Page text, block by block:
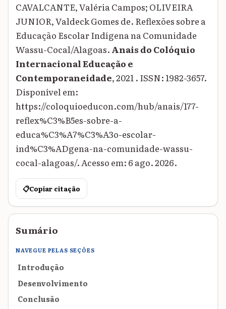
CAVALCANTE, Valéria Campos; OLIVEIRA
JUNIOR, Valdeck Gomes de. Reflexões sobre a
Educação Escolar Indígena na Comunidade
Wassu-Cocal/Alagoas. Anais do Colóquio
Internacional Educação e
Contemporaneidade, 2021 . ISSN: 1982-3657.
Disponível em:
https://coloquioeducon.com/hub/anais/177-
reflex%C3%B5es-sobre-a-
educa%C3%A7%C3%A3o-escolar-
ind%C3%ADgena-na-comunidade-wassu-
cocal-alagoas/. Acesso em: 6 ago. 2026.
📋Copiar citação
Sumário
NAVEGUE PELAS SEÇÕES
Introdução
Desenvolvimento
Conclusão